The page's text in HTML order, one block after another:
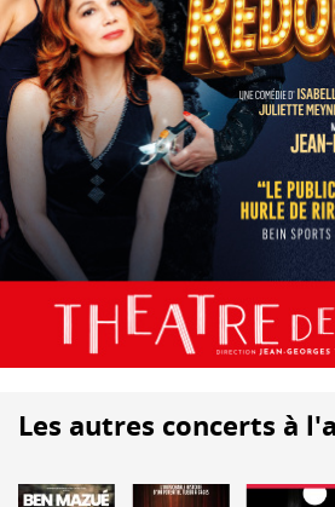
Les autres concerts à